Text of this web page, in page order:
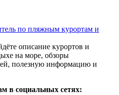
по пляжным курортам и
описание курортов и
на море, обзоры
полезную информацию и
в социальных сетях: